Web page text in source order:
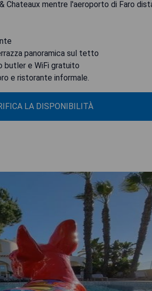
Chateaux mentre l'aeroporto di Faro
panoramica sul tetto
butler e WiFi gratuito
e ristorante informale.
LA DISPONIBILITÀ